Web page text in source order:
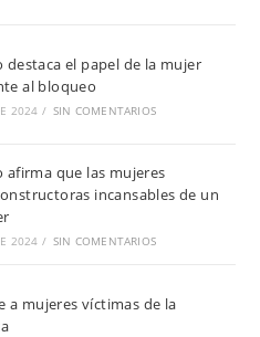
destaca el papel de la mujer
al bloqueo
2024 / SIN COMENTARIOS
afirma que las mujeres
incansables de un
2024 / SIN COMENTARIOS
a mujeres víctimas de la